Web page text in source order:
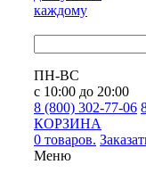
каждому
ПН-ВС
с 10:00 до 20:00
8 (800) 302-77-06
КОРЗИНА
0 товаров.
Меню